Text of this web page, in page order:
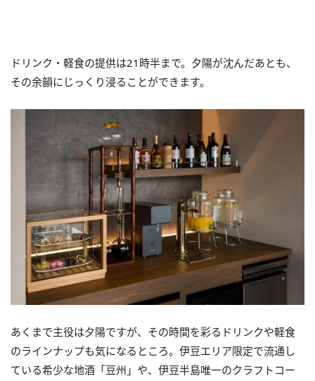
ドリンク・軽食の提供は21時半まで。夕陽が沈んだあとも、
その余韻にじっくり浸ることができます。
あくまで主役は夕陽ですが、その時間を彩るドリンクや軽食
のラインナップも気になるところ。伊豆エリア限定で流通し
ている希少な地酒「豆州」や、伊豆半島唯一のクラフトコー